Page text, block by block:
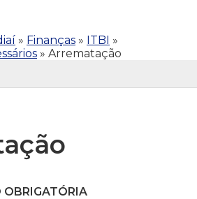
» Finanças » ITBI »
» Arrematação